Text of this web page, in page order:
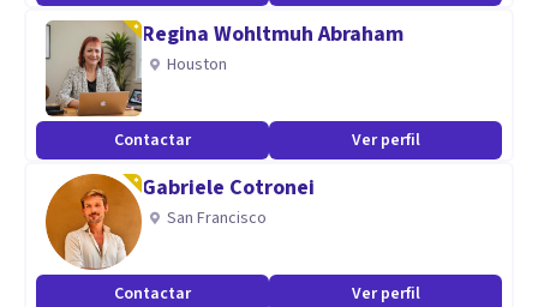
Regina Wohltmuh Abraham
Houston
Contactar Ver perfil
Gabriele Cotronei
San Francisco
Contactar Ver perfil